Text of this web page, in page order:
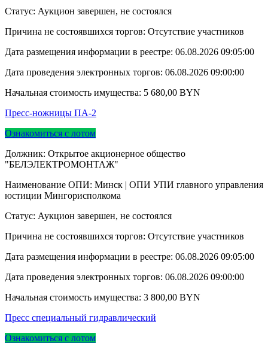
Статус: Аукцион завершен, не состоялся
Причина не состоявшихся торгов: Отсутствие участников
Дата размещения информации в реестре: 06.08.2026 09:05:00
Дата проведения электронных торгов: 06.08.2026 09:00:00
Начальная стоимость имущества: 5 680,00 BYN
Пресс-ножницы ПА-2
Ознакомиться с лотом
Должник: Открытое акционерное общество
"БЕЛЭЛЕКТРОМОНТАЖ"
Наименование ОПИ: Минск | ОПИ УПИ главного управления
юстиции Мингорисполкома
Статус: Аукцион завершен, не состоялся
Причина не состоявшихся торгов: Отсутствие участников
Дата размещения информации в реестре: 06.08.2026 09:05:00
Дата проведения электронных торгов: 06.08.2026 09:00:00
Начальная стоимость имущества: 3 800,00 BYN
Пресс специальный гидравлический
Ознакомиться с лотом